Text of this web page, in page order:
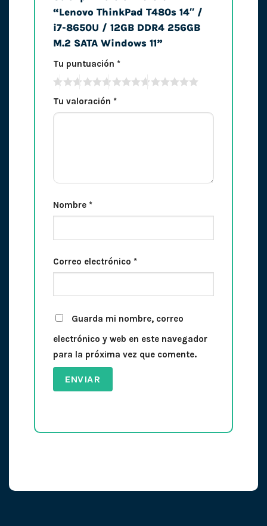
“Lenovo ThinkPad T480s 14″ /
i7-8650U / 12GB DDR4 256GB
M.2 SATA Windows 11”
Tu puntuación *
Tu valoración *
Nombre *
Correo electrónico *
Guarda mi nombre, correo
electrónico y web en este navegador
para la próxima vez que comente.